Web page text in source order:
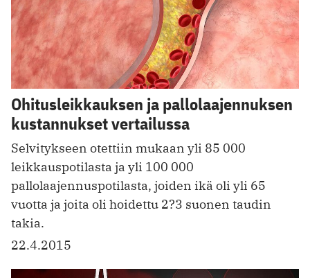
Ohitusleikkauksen ja pallolaajennuksen
kustannukset vertailussa
Selvitykseen otettiin mukaan yli 85 000
leikkauspotilasta ja yli 100 000
pallolaajennuspotilasta, joiden ikä oli yli 65
vuotta ja joita oli hoidettu 2?3 suonen taudin
takia.
22.4.2015